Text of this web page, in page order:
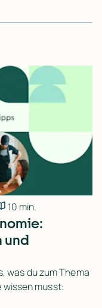
10 min.
und
was du zum Thema
musst: